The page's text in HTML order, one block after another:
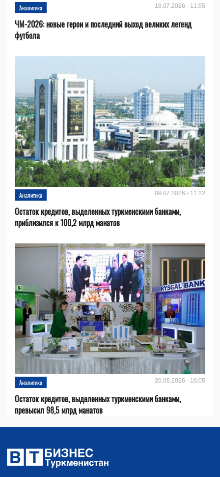
Аналитика 16.07.2026 - 11:55
ЧМ-2026: новые герои и последний выход великих легенд
футбола
Аналитика 09.07.2026 - 11:22
Остаток кредитов, выделенных туркменскими банками,
приблизился к 100,2 млрд манатов
Аналитика 20.05.2026 - 16:05
Остаток кредитов, выделенных туркменскими банками,
превысил 98,5 млрд манатов